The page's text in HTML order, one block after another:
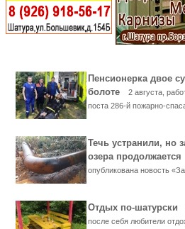
Пенсионерка двое
болоте
2 августа,
поста 286-й пожарно-
Течь устранили, но
озера продолжается
опубликована новость
Отдых по-шатурски
после себя любители